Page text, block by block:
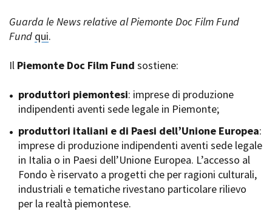
Spazi nella sede FCTP
Sala Casting
Sala Paolo Tenna
Piemonte Film Tv Fund
Piemonte Film Tv
Development Fund
Piemonte Doc Film Fund
Short Film Fund
PRODUCTION GUIDE
Società di produzione
Strutture di servizio
Festival de Cannes
Locarno Film Festival
Cinematografica Venezia
Toronto International Film
Festa del Cinema di Roma
Torino Film Festival
David di Donatello
Nastri d’Argento
Premio Solinas
Guarda le News relative al Piemonte Doc Film Fund
Fund qui.
Il Piemonte Doc Film Fund sostiene:
produttori piemontesi: imprese di produzione
indipendenti aventi sede legale in Piemonte;
produttori italiani e di Paesi dell’Unione Europea:
imprese di produzione indipendenti aventi sede legale
in Italia o in Paesi dell’Unione Europea. L’accesso al
Fondo è riservato a progetti che per ragioni culturali,
industriali e tematiche rivestano particolare rilievo
per la realtà piemontese.